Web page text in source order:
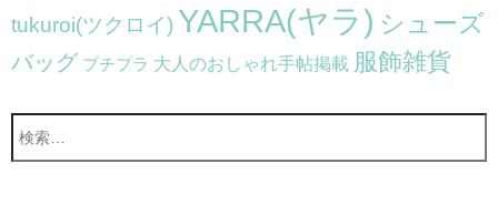
tukuroi(ツクロイ) YARRA(ヤラ) シューズ
バッグ プチプラ 大人のおしゃれ手帖掲載 服飾雑貨